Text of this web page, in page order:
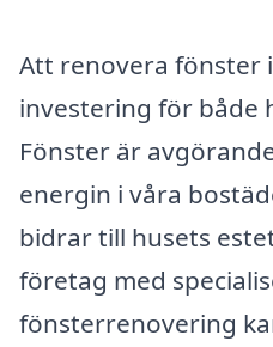
Att renovera fönster
investering för både
Fönster är
energin i våra
bidrar till husets
företag med
fönsterrenovering